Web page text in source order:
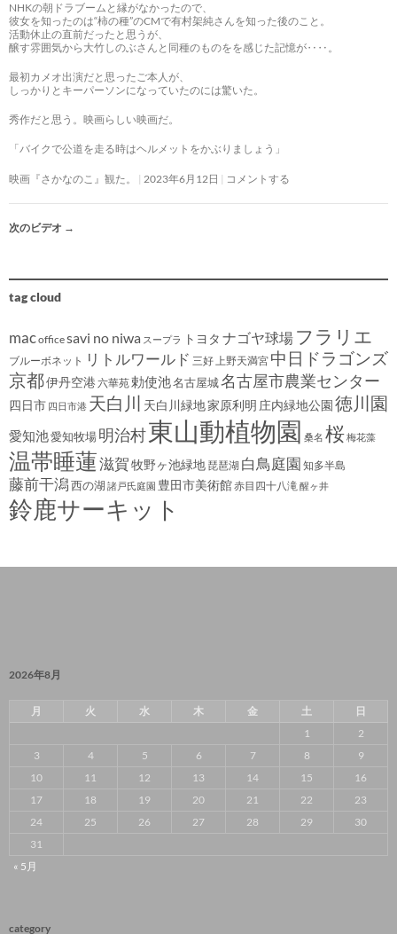
NHKの朝ドラブームと縁がなかったので、
彼女を知ったのは“柿の種”のCMで有村架純さんを知った後のこと。
活動休止の直前だったと思うが、
醸す雰囲気から大竹しのぶさんと同種のものをを感じた記憶が‥‥。
最初カメオ出演だと思ったご本人が、
しっかりとキーパーソンになっていたのには驚いた。
秀作だと思う。映画らしい映画だ。
「バイクで公道を走る時はヘルメットをかぶりましょう」
映画『さかなのこ』観た。 2023年6月12日 コメントする
次のビデオ →
tag cloud
macofficesavi no niwa スープラ トヨタ ナゴヤ球場 フラリエ
ブルーボネット リトルワールド 三好上野天満宮 中日ドラゴンズ
京都伊丹空港 六華苑勅使池名古屋城名古屋市農業センター
四日市 四日市港 天白川 天白川緑地家原利明 庄内緑地公園徳川園
愛知池愛知牧場明治村東山動植物園 桑名 桜梅花藻
温帯睡蓮滋賀牧野ヶ池緑地 琵琶湖 白鳥庭園 知多半島
藤前干潟西の湖 諸戸氏庭園 豊田市美術館赤目四十八滝醒ヶ井
鈴鹿サーキット
2026年8月
月 火 水 木 金 土
日
1
2
3
4 5 6 7 8
9
10
11 12 13 14 15
16
17
18 19 20 21 22
23
24
25 26 27 28 29
30
31
« 5月
category